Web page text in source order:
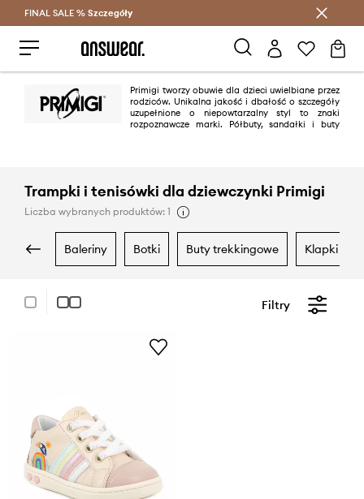
Oszczędzaj z Answear Club >
FINAL SALE % Szczegóły
Primigi tworzy obuwie dla dzieci uwielbiane przez
rodziców. Unikalna jakość i dbałość o szczegóły
uzupełnione o niepowtarzalny styl to znaki
rozpoznawcze marki. Półbuty, sandałki i buty
Trampki i tenisówki dla dziewczynki Primigi
Liczba wybranych produktów: 1
baleriny botki buty trekkingowe klapki i
Filtry